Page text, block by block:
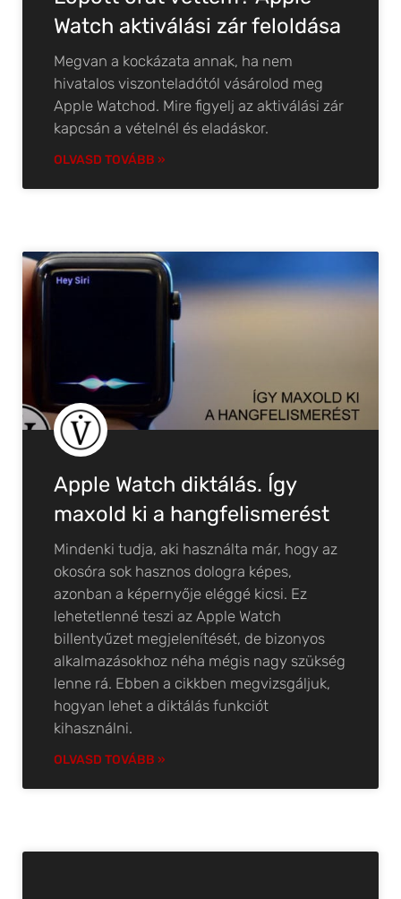
Watch aktiválási zár feloldása
Megvan a kockázata annak, ha nem
hivatalos viszonteladótól vásárolod meg
Apple Watchod. Mire figyelj az aktiválási zár
kapcsán a vételnél és eladáskor.
OLVASD TOVÁBB »
Apple Watch diktálás. Így
maxold ki a hangfelismerést
Mindenki tudja, aki használta már, hogy az
okosóra sok hasznos dologra képes,
azonban a képernyője eléggé kicsi. Ez
lehetetlenné teszi az Apple Watch
billentyűzet megjelenítését, de bizonyos
alkalmazásokhoz néha mégis nagy szükség
lenne rá. Ebben a cikkben megvizsgáljuk,
hogyan lehet a diktálás funkciót
kihasználni.
OLVASD TOVÁBB »